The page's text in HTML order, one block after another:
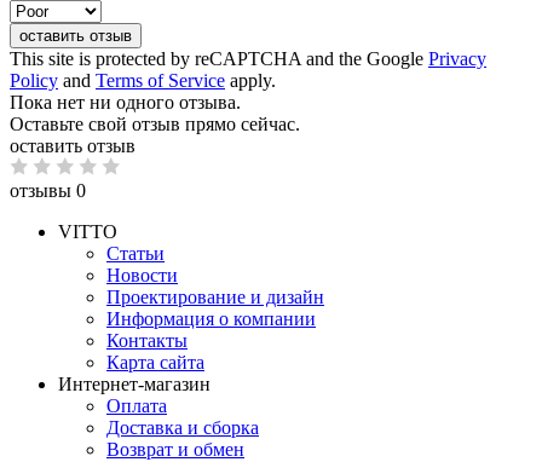
оставить отзыв
This site is protected by reCAPTCHA and the Google Privacy
Policy and Terms of Service apply.
Пока нет ни одного отзыва.
Оставьте свой отзыв прямо сейчас.
оставить отзыв
отзывы 0
VITTO
Статьи
Новости
Проектирование и дизайн
Информация о компании
Контакты
Карта сайта
Интернет-магазин
Оплата
Доставка и сборка
Возврат и обмен